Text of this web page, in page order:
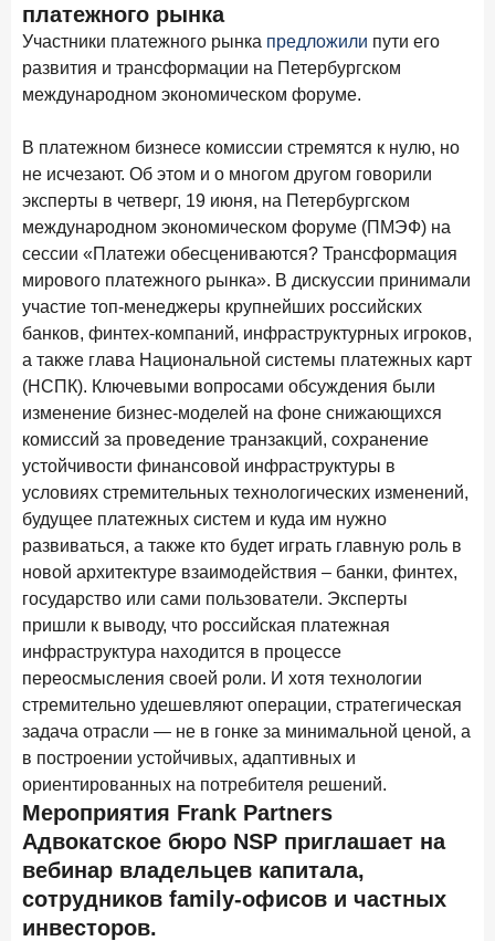
в январе 2026 года
18 февраля 2026 года ИССЛЕДОВАНИЕ
Не по цене, а по ценности: как россияне выбирали
подписки в 2025 году?
17 февраля 2026 года ИССЛЕДОВАНИЕ
Бизнес на маркетплейсах: новичкам здесь больше не
место
6 февраля 2026 года ИССЛЕДОВАНИЕ
По итогам января 2026 года объем выдач кредитов
составил 822,8 млрд руб.
2 февраля 2026 года ИССЛЕДОВАНИЕ
Premium Banking в 2025 году: портрет клиента, тренды
и стратегии банков
30 января 2026 года ИССЛЕДОВАНИЕ
Главные «болевые точки» бизнеса при открытии
расчетного счета в банках
26 января 2026 года ИССЛЕДОВАНИЕ
Ипотека. Итоги декабря 2025 года
15 января 2026 года
По итогам декабря 2025 года объем выдач кредитов
составил 1 326,5 млрд руб.
Цифра дня
26,8лет
Frank Data. Ипотека Поделиться
29 декабря 2025 года
Четких целей в 2026-м и качественных «лошадей»!
платежного рынка
Участники платежного рынка предложили пути его
развития и трансформации на Петербургском
международном экономическом форуме.
В платежном бизнесе комиссии стремятся к нулю, но
не исчезают. Об этом и о многом другом говорили
эксперты в четверг, 19 июня, на Петербургском
международном экономическом форуме (ПМЭФ) на
сессии «Платежи обесцениваются? Трансформация
мирового платежного рынка». В дискуссии принимали
участие топ-менеджеры крупнейших российских
банков, финтех-компаний, инфраструктурных игроков,
а также глава Национальной системы платежных карт
(НСПК). Ключевыми вопросами обсуждения были
изменение бизнес-моделей на фоне снижающихся
комиссий за проведение транзакций, сохранение
устойчивости финансовой инфраструктуры в
условиях стремительных технологических изменений,
будущее платежных систем и куда им нужно
развиваться, а также кто будет играть главную роль в
новой архитектуре взаимодействия – банки, финтех,
государство или сами пользователи. Эксперты
пришли к выводу, что российская платежная
инфраструктура находится в процессе
переосмысления своей роли. И хотя технологии
стремительно удешевляют операции, стратегическая
задача отрасли — не в гонке за минимальной ценой, а
в построении устойчивых, адаптивных и
ориентированных на потребителя решений.
Мероприятия Frank Partners
Адвокатское бюро NSP приглашает на
вебинар владельцев капитала,
сотрудников family-офисов и частных
инвесторов.